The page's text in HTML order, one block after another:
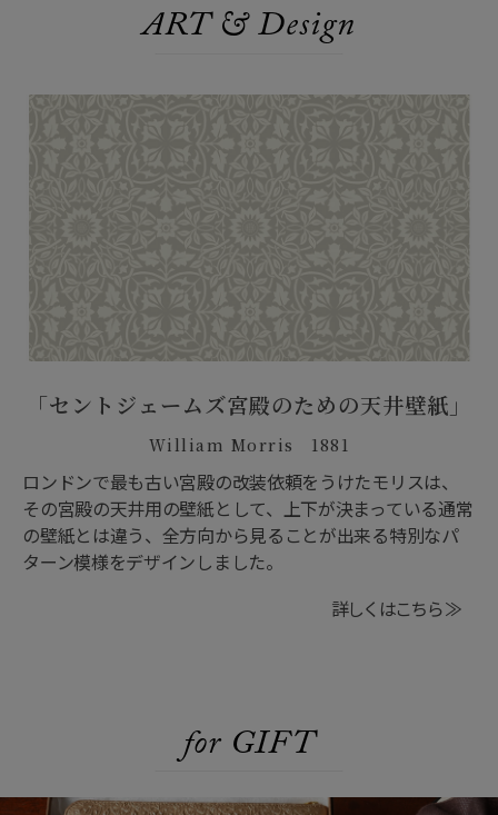
ART & Design
「セントジェームズ宮殿のための天井壁紙」
William Morris 1881
ロンドンで最も古い宮殿の改装依頼をうけたモリスは、
その宮殿の天井用の壁紙として、上下が決まっている通常
の壁紙とは違う、全方向から見ることが出来る特別なパ
ターン模様をデザインしました。
詳しくはこちら ≫
for GIFT